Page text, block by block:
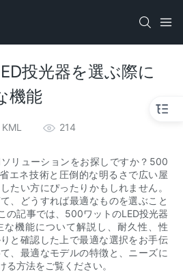
投光器を選ぶ際に
機能
KML 214
リューションをお探しですか？500
エネ技術と圧倒的な明るさで広い屋
たい方にぴったりかもしれません。
、どうすれば最適なものを選ぶこと
の記事では、500ワットのLED投光器
な機能について解説し、耐久性、性
と確認した上で最適な選択をお手伝
、最適なモデルの特徴と、ニーズに
る方法をご覧ください。